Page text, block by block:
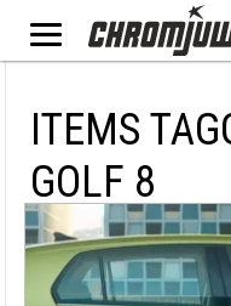
ITEMS
GOLF 8